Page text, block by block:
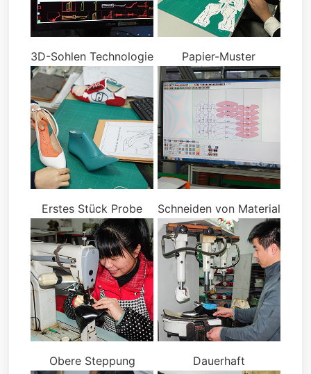
3D-Sohlen Technologie Papier-Muster
Erstes Stück Probe Schneiden von Material
Obere Steppung Dauerhaft